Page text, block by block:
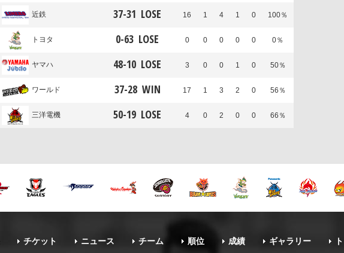
近鉄 37-31 LOSE 16 1 4 1 0 100％
トヨタ 0-63 LOSE 0 0 0 0 0 0％
ヤマハ 48-10 LOSE 3 0 0 1 0 50％
ワールド 37-28 WIN 17 1 3 2 0 56％
三洋電機 50-19 LOSE 4 0 2 0 0 66％
チケット ニュース チーム 順位 成績 ギャラリー